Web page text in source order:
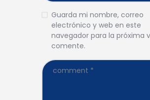
Guarda mi nombre, correo
electrónico y web en este
navegador para la próxima
comente.